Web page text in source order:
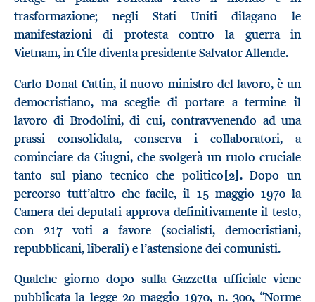
trasformazione; negli Stati Uniti dilagano le
manifestazioni di protesta contro la guerra in
Vietnam, in Cile diventa presidente Salvator Allende.
Carlo Donat Cattin, il nuovo ministro del lavoro, è un
democristiano, ma sceglie di portare a termine il
lavoro di Brodolini, di cui, contravvenendo ad una
prassi consolidata, conserva i collaboratori, a
cominciare da Giugni, che svolgerà un ruolo cruciale
tanto sul piano tecnico che politico[2]. Dopo un
percorso tutt’altro che facile, il 15 maggio 1970 la
Camera dei deputati approva definitivamente il testo,
con 217 voti a favore (socialisti, democristiani,
repubblicani, liberali) e l’astensione dei comunisti.
Qualche giorno dopo sulla Gazzetta ufficiale viene
pubblicata la legge 20 maggio 1970, n. 300, “Norme